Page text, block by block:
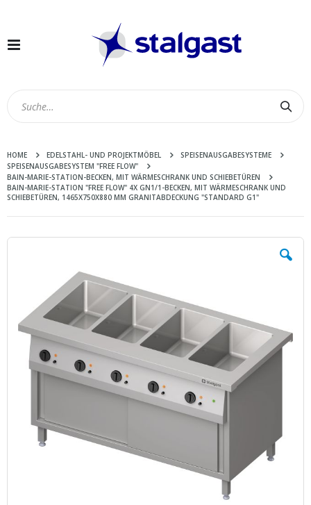
Navigation
HOME EDELSTAHL- UND PROJEKTMÖBEL
SPEISENAUSGABESYSTEME
SPEISENAUSGABESYSTEM "FREE FLOW"
BAIN-MARIE-STATION-BECKEN, MIT WÄRMESCHRANK UND SCHIEBETÜREN
BAIN-MARIE-STATION "FREE FLOW" 4X GN1/1-BECKEN, MIT WÄRMESCHRANK UND
SCHIEBETÜREN, 1465X750X880 MM GRANITABDECKUNG "STANDARD G1"
Zum